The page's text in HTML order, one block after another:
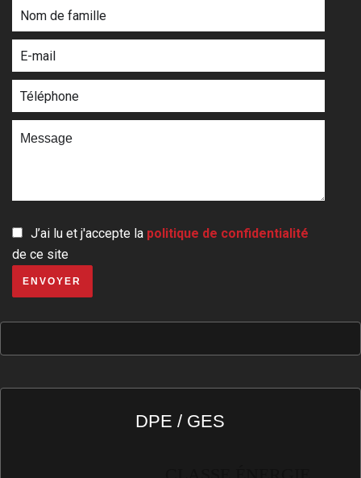
J’ai lu et j'accepte la politique de confidentialité
de ce site
ENVOYER
DPE / GES